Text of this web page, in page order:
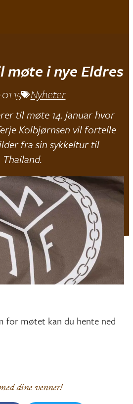
i nye Eldres
Nyheter
til møte 14. januar hvor
Kolbjørnsen vil fortelle
fra sin sykkeltur til
Thailand.
for møtet kan du hente ned
dine venner!